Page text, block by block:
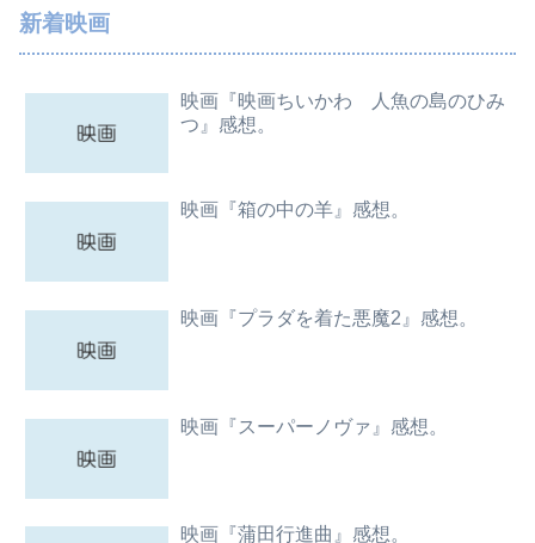
新着映画
映画『映画ちいかわ 人魚の島のひみ
つ』感想。
映画『箱の中の羊』感想。
映画『プラダを着た悪魔2』感想。
映画『スーパーノヴァ』感想。
映画『蒲田行進曲』感想。